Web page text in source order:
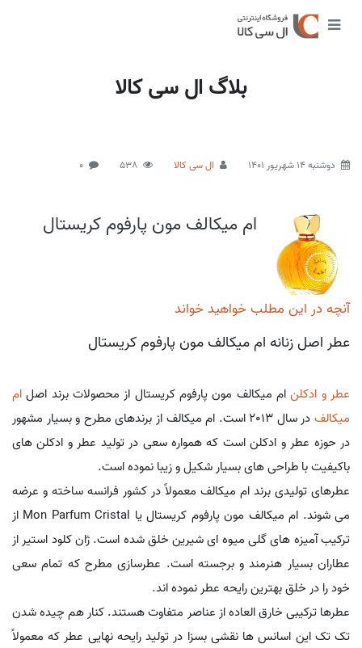
بلاگ ال سی کالا
دوشنبه 14 شهریور 1401 ال سی کالا 538
0
ام میکالف مون پارفوم کریستال
آنچه در این مطلب خواهید خواند
عطر اصل زنانه ام میکالف مون پارفوم کریستال
عطر و ادکلنام میکالف مون پارفوم کریستال از محصولات برند اصل ام
میکالف
در سال 2013 است. ام میکالف از برندهای مطرح و بسیار مشهور
در حوزه عطر و ادکلن است که همواره سعی در تولید عطر و ادکلن های
باکیفیت با طراحی های بسیار شکیل و زیبا نموده است.
عطرهای تولیدی برند ام میکالف معمولاً در کشور فرانسه ساخته و عرضه
می شوند. ام میکالف مون پارفوم کریستال یا Mon Parfum Cristal از
ترکیب آمیزه های گلی میوه ای شیرین خلق شده است. ژان کلود استیر از
عطاران بسیار هنرمند و برجسته است. عطرسازی مطرح که تمام سعی
خود را در خلق بهترین رایحه عطر نموده اند.
عطرها ترکیبی خارق العاده از عناصر متفاوت هستند. کنار هم چیده شدن
تک تک این اسانس ها نقشی بسزا در تولید رایحه نهایی عطر که معمولاً